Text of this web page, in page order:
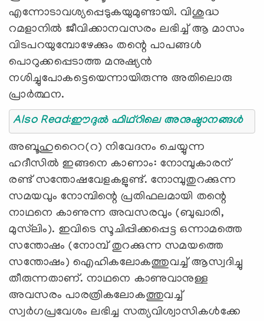
എന്നോടാവശ്യപ്പെടുകയുമുണ്ടായി. വിശുദ്ധ
റമളാനില്‍ ജീവിക്കാനവസരം ലഭിച്ച് ആ മാസം
വിടപറയുമ്പോഴേക്കും തന്റെ പാപങ്ങള്‍
പൊറുക്കപ്പെടാത്ത മനുഷ്യന്‍
നശിച്ചുപോകട്ടെയെന്നായിരുന്നു അതിലൊരു
പ്രാര്‍ത്ഥന.
Also Read:ഈദുല്‍ ഫിഥ്റിലെ അനുഷ്ഠാനങ്ങള്‍
അബൂഹുറൈറ(റ) നിവേദനം ചെയ്യുന്ന
ഹദീസില്‍ ഇങ്ങനെ കാണാം: നോമ്പുകാരന്
രണ്ട് സന്തോഷവേളകളുണ്ട്. നോമ്പുതുറക്കുന്ന
സമയവും നോമ്പിന്റെ പ്രതിഫലമായി തന്റെ
നാഥനെ കാണുന്ന അവസരവും (ബുഖാരി,
മുസ്‌ലിം). ഇവിടെ സൂചിപ്പിക്കപ്പെട്ട ഒന്നാമത്തെ
സന്തോഷം (നോമ്പ് തുറക്കുന്ന സമയത്തെ
സന്തോഷം) ഐഹികലോകത്തുവച്ച് ആസ്വദിച്ചു
തീരുന്നതാണ്. നാഥനെ കാണുവാനുള്ള
അവസരം പാരത്രികലോകത്തുവച്ച്
സ്വര്‍ഗപ്രവേശം ലഭിച്ച സത്യവിശ്വാസികള്‍ക്കേ